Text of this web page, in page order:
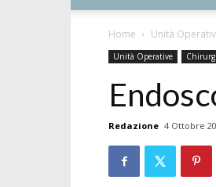
Home Unità
Unità Operative
Redazione 4 Ottobre